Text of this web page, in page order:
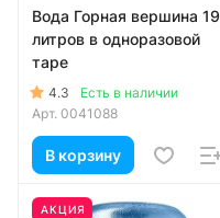
Вода Горная вершина 19
литров в одноразовой
таре
4.3
Есть в наличии
Арт. 0041088
В корзину
АКЦИЯ